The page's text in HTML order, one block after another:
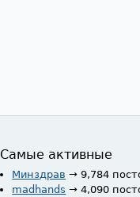
Самые активные
Минздрав → 9,784
madhands → 4,090